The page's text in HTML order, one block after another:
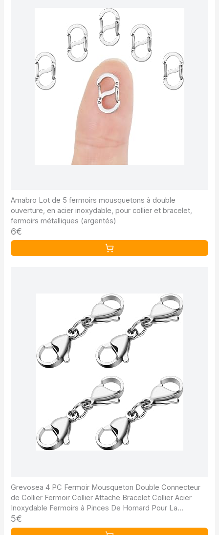
Amabro Lot de 5 fermoirs mousquetons à double
ouverture, en acier inoxydable, pour collier et bracelet,
fermoirs métalliques (argentés)
6€
Grevosea 4 PC Fermoir Mousqueton Double Connecteur
de Collier Fermoir Collier Attache Bracelet Collier Acier
Inoxydable Fermoirs à Pinces De Homard Pour La
Fabrication de Bijoux De Bricolage 0.8*2.5cm
5€